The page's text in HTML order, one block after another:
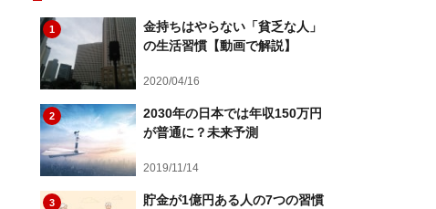
1
金持ちはやらない「貧乏な人」
の生活習慣【動画で解説】
2020/04/16
2
2030年の日本では年収150万円
が普通に？未来予測
2019/11/14
3 貯金が1億円ある人の7つの習慣